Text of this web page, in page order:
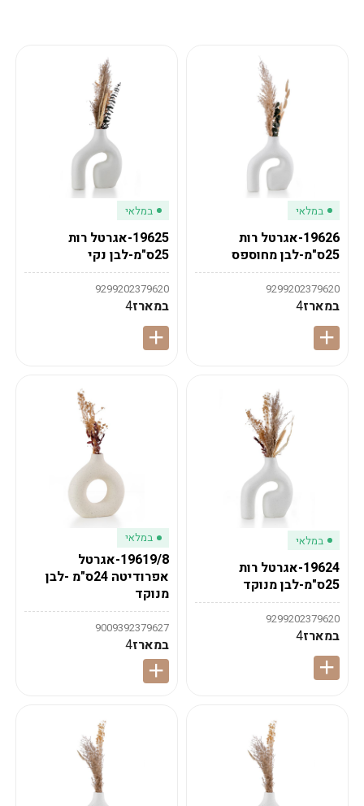
במלאי
19626-אגרטל רות
25ס"מ-לבן מחוספס
9299202379620
במארז4
במלאי
19625-אגרטל רות
25ס"מ-לבן נקי
9299202379620
במארז4
במלאי
19624-אגרטל רות
25ס"מ-לבן מנוקד
9299202379620
במארז4
במלאי
19619/8-אגרטל
אפרודיטה 24ס"מ -לבן
מנוקד
9009392379627
במארז4
לתשלום